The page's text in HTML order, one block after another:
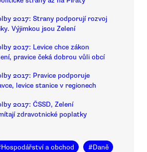
2017: Strany podporují rozvoj
Výjimkou jsou Zelení
2017: Levice chce zákon
pravice čeká dobrou vůli obcí
2017: Pravice podporuje
levice stanice v regionech
2017: ČSSD, Zelení
zdravotnické poplatky
Hospodářství a obchod #Daně